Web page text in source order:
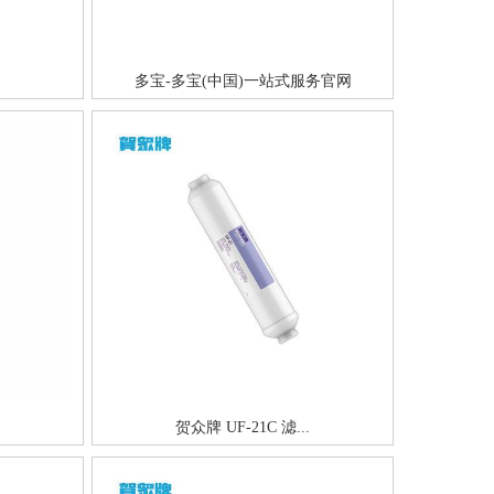
多宝-多宝(中国)一站式服务官网
贺众牌 UF-21C 滤...